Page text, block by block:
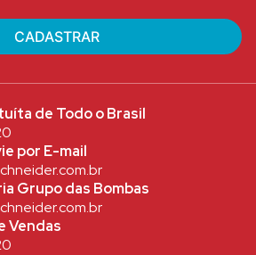
de Todo o Brasil
por E-mail
Grupo das Bombas
Vendas